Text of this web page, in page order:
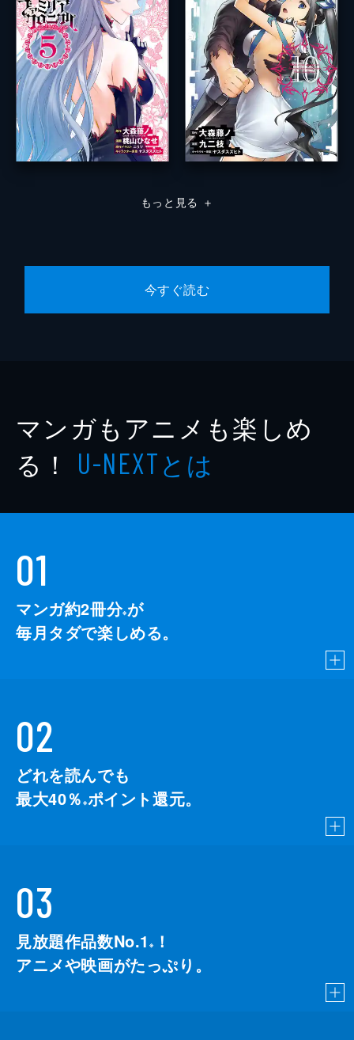
もっと見る ＋
今すぐ読む
マンガもアニメも楽しめ
る！ U-NEXTとは
01
マンガ約2冊分※が
毎月タダで楽しめる。
02
どれを読んでも
最大40％ ※ポイント還元。
03
見放題作品数No.1 ※
！
アニメや映画がたっぷり。